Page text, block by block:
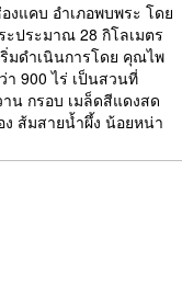
งแคบ อำเภอพบพระ โดย
ะประมาณ 28 กิโลเมตร
มดำเนินการโดย คุณไพ
900 ไร่ เป็นสวนที่
น กรอบ เมล็ดสีแดงสด
ส้มสายน้ำผึ้ง น้อยหน่า